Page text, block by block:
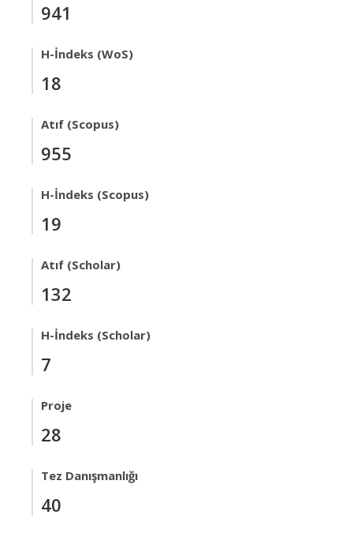
941
H-İndeks (WoS)
18
Atıf (Scopus)
955
H-İndeks (Scopus)
19
Atıf (Scholar)
132
H-İndeks (Scholar)
7
Proje
28
Tez Danışmanlığı
40